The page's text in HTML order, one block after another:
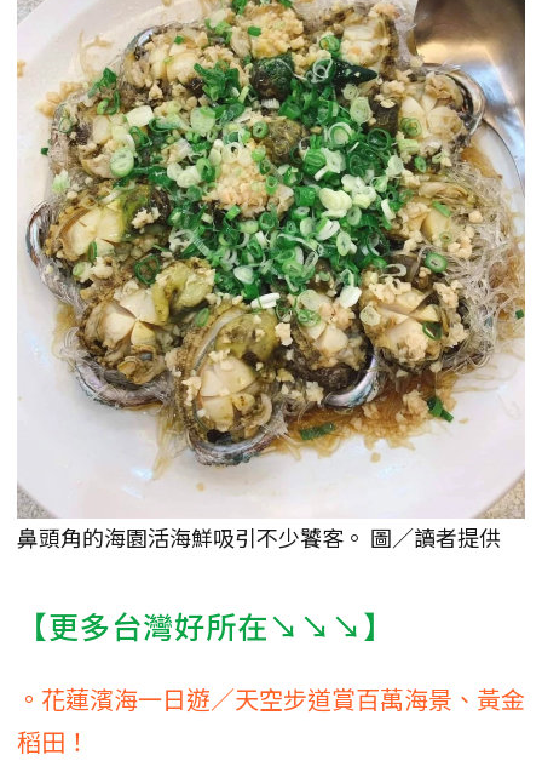
鼻頭角的海園活海鮮吸引不少饕客。 圖／讀者提供
【更多台灣好所在↘↘↘】
。花蓮濱海一日遊／天空步道賞百萬海景、黃金
稻田！